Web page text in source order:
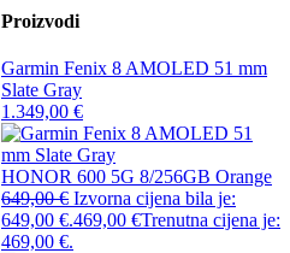
Proizvodi
Garmin Fenix 8 AMOLED 51 mm
Slate Gray
1.349,00 €
HONOR 600 5G 8/256GB Orange
649,00€ Izvorna cijena bila je:
649,00 €.469,00 €Trenutna cijena je:
469,00 €.